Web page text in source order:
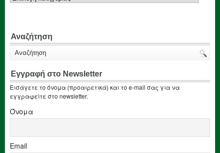
Αναζήτηση
Εγγραφή στο Newsletter
Εισάγετε το όνομα (προαιρετικά) και το e-mail σας για να
εγγραφείτε στο newsletter.
Όνομα
Email